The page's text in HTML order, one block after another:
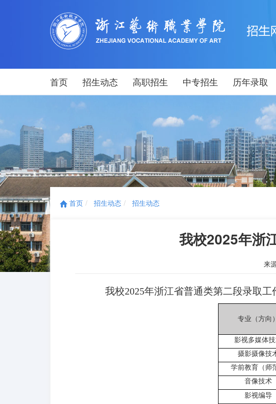
首页 招生动态 高职招生 中专招生 历年录取
首页 招生动态 招生动态
我校2025年浙
来
我校2025年浙江省普通类第二段录取
专业（方向）
影视多媒体
摄影摄像技
学前教育（师
音像技术
影视编导